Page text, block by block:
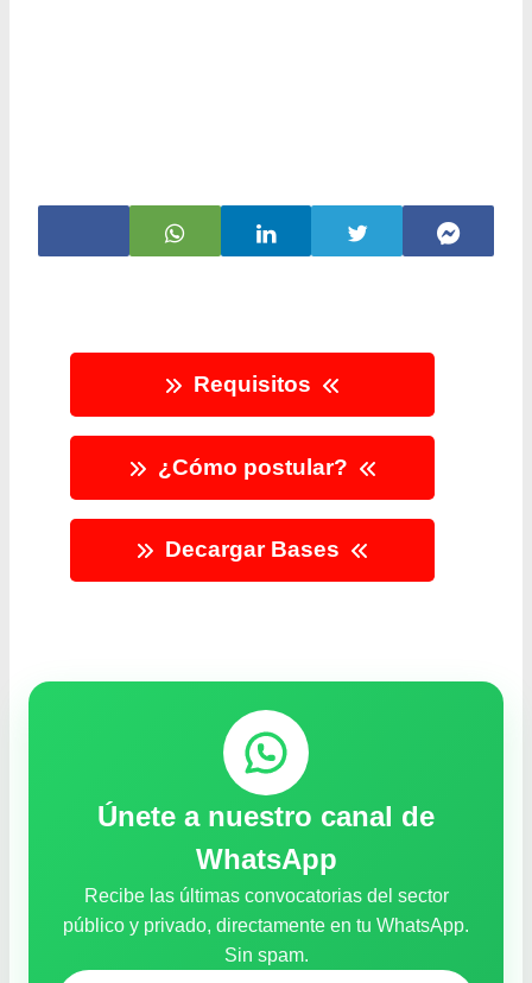
Requisitos
¿Cómo postular?
Decargar Bases
Únete a nuestro canal de
WhatsApp
Recibe las últimas convocatorias del sector
público y privado, directamente en tu WhatsApp.
Sin spam.